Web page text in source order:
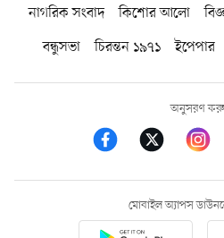
নাগরিক সংবাদ কিশোর আলো
বন্ধুসভা
চিরন্তন ১৯৭১ ইপেপার
অনুসরণ
মোবাইল অ্যাপস